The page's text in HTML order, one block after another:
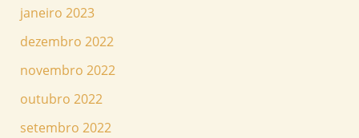
janeiro 2023
dezembro 2022
novembro 2022
outubro 2022
setembro 2022